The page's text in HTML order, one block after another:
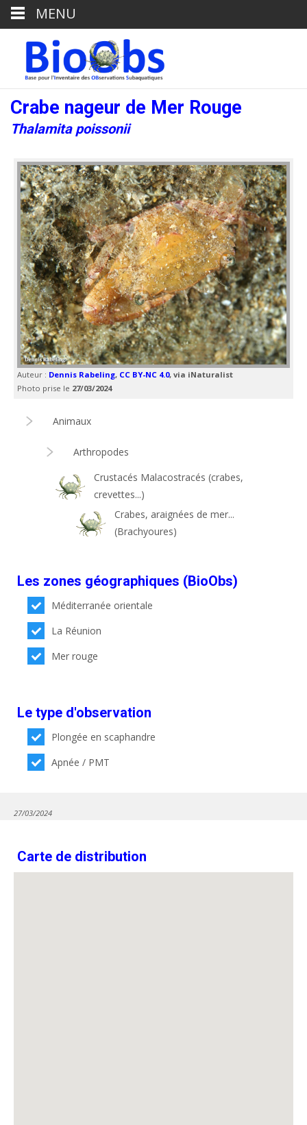
Crabe nageur de Mer Rouge
Thalamita poissonii
Auteur : Dennis Rabeling, CC BY-NC 4.0, via iNaturalist
Photo prise le 27/03/2024
Animaux
Arthropodes
Crustacés Malacostracés (crabes,
crevettes...)
Crabes, araignées de mer...
(Brachyoures)
Les zones géographiques (BioObs)
Méditerranée orientale
La Réunion
Mer rouge
Le type d'observation
Plongée en scaphandre
Apnée / PMT
27/03/2024
Carte de distribution
MENU